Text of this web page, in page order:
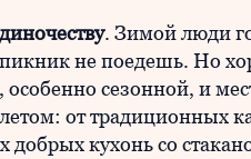
. Зимой люди
не поедешь. Но
особенно сезонной, и
от традиционных
кухонь со